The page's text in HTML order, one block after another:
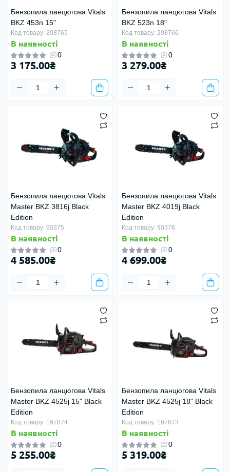
Бензопила ланцюгова Vitals
BKZ 453n 15"
Код товару: 208765
В наявності
0
3 175.00₴
Бензопила ланцюгова Vitals
BKZ 523n 18"
Код товару: 208766
В наявності
0
3 279.00₴
Бензопила ланцюгова Vitals
Master BKZ 3816j Black
Edition
Код товару: 90375
В наявності
0
4 585.00₴
Бензопила ланцюгова Vitals
Master BKZ 4019j Black
Edition
Код товару: 90376
В наявності
0
4 699.00₴
Бензопила ланцюгова Vitals
Master BKZ 4525j 15" Black
Edition
Код товару: 197874
В наявності
0
5 255.00₴
Бензопила ланцюгова Vitals
Master BKZ 4525j 18" Black
Edition
Код товару: 197873
В наявності
0
5 319.00₴